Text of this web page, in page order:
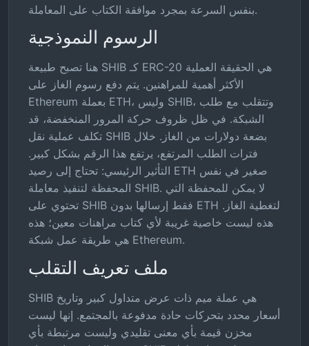
بنفس السرعة بمجرد موافقة الكتاب على المعاملة.
الرسوم النموذجية
هنا تصبح طبيعة SHIB كـ ERC-20 هي الحقيقة العملية
الأكثر أهمية للمراهنين. يتم دفع رسوم الغاز على
Ethereum بعملة ETH، وليس SHIB، وتتقلب مع طلب
الشبكة. في ظل ظروف حركة المرور المنخفضة، قد
تكلف عملية نقل SHIB بضعة دولارات من الغاز. خلال
فترات الطلب المرتفع، يرتفع هذا الرقم بشكل كبير.
التأثير الرئيسي: تحتاج إلى رصيد ETH صغير في نفس
المحفظة لتنفيذ معاملة SHIB. لا يمكن للمحفظة التي
تحتوي على SHIB فقط إرسالها بدون ETH لتغطية الغاز.
هذه ليست خاصية غريبة لأي كتاب مراهنات معين؛ هذه
هي طريقة عمل شبكة Ethereum.
ملف تعريف التقلب
SHIB هي عملة ميم ذات عرض متداول كبير وتاريخ
أسعار محدد بتحركات حادة مدفوعة بالمجتمع. إنها ليست
مخزن قيمة بأي معنى تقليدي وليست مرتبطة بأي